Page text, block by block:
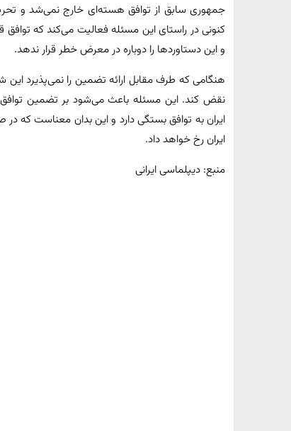
جمهوری سابق از توافق هسته‌ای خارج نمی‌شد و
کنونی در راستای این مسئله فعالیت می‌کند که توافق
و این دستاوردها را دوباره در معرض خطر قرار ندهد.
هنگامی که طرف مقابل ارائه تضمین را نمی‌پذیرد این
نقض کند. این مسئله باعث می‌شود بر تضمین توافق
ایران به توافق بستگی دارد و این بدان معناست که
ایران رخ خواهد داد.
منبع: دیپلماسی ایرانی